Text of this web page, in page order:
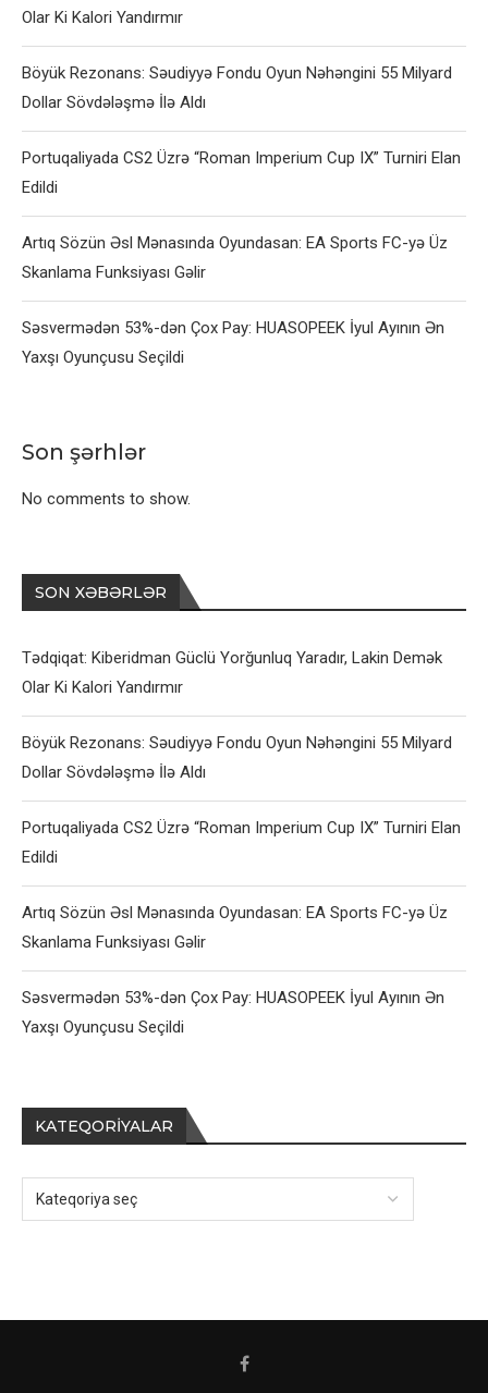
Olar Ki Kalori Yandırmır
Böyük Rezonans: Səudiyyə Fondu Oyun Nəhəngini 55 Milyard
Dollar Sövdələşmə İlə Aldı
Portuqaliyada CS2 Üzrə “Roman Imperium Cup IX” Turniri Elan
Edildi
Artıq Sözün Əsl Mənasında Oyundasan: EA Sports FC-yə Üz
Skanlama Funksiyası Gəlir
Səsvermədən 53%-dən Çox Pay: HUASOPEEK İyul Ayının Ən
Yaxşı Oyunçusu Seçildi
Son şərhlər
No comments to show.
SON XƏBƏRLƏR
Tədqiqat: Kiberidman Güclü Yorğunluq Yaradır, Lakin Demək
Olar Ki Kalori Yandırmır
Böyük Rezonans: Səudiyyə Fondu Oyun Nəhəngini 55 Milyard
Dollar Sövdələşmə İlə Aldı
Portuqaliyada CS2 Üzrə “Roman Imperium Cup IX” Turniri Elan
Edildi
Artıq Sözün Əsl Mənasında Oyundasan: EA Sports FC-yə Üz
Skanlama Funksiyası Gəlir
Səsvermədən 53%-dən Çox Pay: HUASOPEEK İyul Ayının Ən
Yaxşı Oyunçusu Seçildi
KATEQORIYALAR